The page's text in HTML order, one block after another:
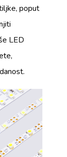
poput
LED